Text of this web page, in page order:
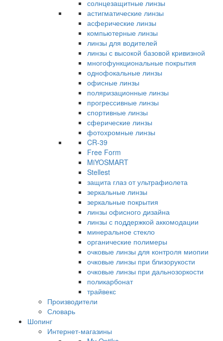
солнцезащитные линзы
астигматические линзы
асферические линзы
компьютерные линзы
линзы для водителей
линзы с высокой базовой кривизной
многофункциональные покрытия
однофокальные линзы
офисные линзы
поляризационные линзы
прогрессивные линзы
спортивные линзы
сферические линзы
фотохромные линзы
CR-39
Free Form
MiYOSMART
Stellest
защита глаз от ультрафиолета
зеркальные линзы
зеркальные покрытия
линзы офисного дизайна
линзы с поддержкой аккомодации
минеральное стекло
органические полимеры
очковые линзы для контроля миопии
очковые линзы при близорукости
очковые линзы при дальнозоркости
поликарбонат
трайвекс
Производители
Словарь
Шопинг
Интернет-магазины